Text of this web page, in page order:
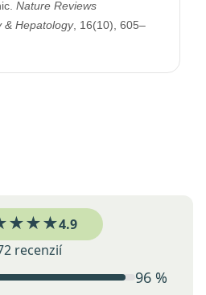
Nature Reviews
& Hepatology, 16(10), 605–
4.9
recenzií
96 %